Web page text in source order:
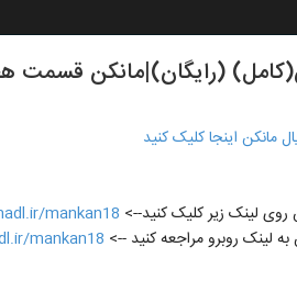
اینجا کلیک کنید
لینک زیر کلیک کنید--> mankan18/
لینک روبرو مراجعه کنید --> mankan18/